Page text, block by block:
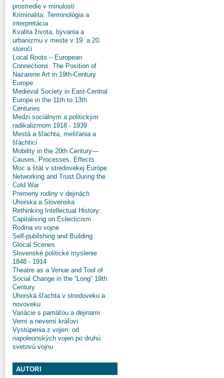
prostredie v minulosti
Kriminalita: Terminológia a
interpretácia
Kvalita života, bývania a
urbanizmu v meste v 19. a 20.
storočí
Local Roots – European
Connections. The Position of
Nazarene Art in 19th-Century
Europe
Medieval Society in East-Central
Europe in the 11th to 13th
Centuries
Medzi sociálnym a politickým
radikalizmom 1918 - 1939
Mestá a šľachta, mešťania a
šľachtici
Mobility in the 20th Century—
Causes, Processes, Effects
Moc a štát v stredovekej Európe
Networking and Trust During the
Cold War
Premeny rodiny v dejinách
Uhorska a Slovenska
Rethinking Intellectual History:
Capitalising on Eclecticism
Rodina vo vojne
Self-publishing and Building
Glocal Scenes
Slovenské politické myslenie
1848 - 1914
Theatre as a Venue and Tool of
Social Change in the “Long” 19th
Century
Uhorská šľachta v stredoveku a
novoveku
Variácie s pamäťou a dejinami
Verní a neverní kráľovi
Vystúpenia z vojen: od
napoleonských vojen po druhú
svetovú vojnu
AUTORI